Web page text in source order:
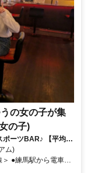
の女の子が集
の子)
ポーツBAR♪ 【平均時
払い＆自由シフト＆
履歴書不要】
ム)
線/西武有楽町線/西武